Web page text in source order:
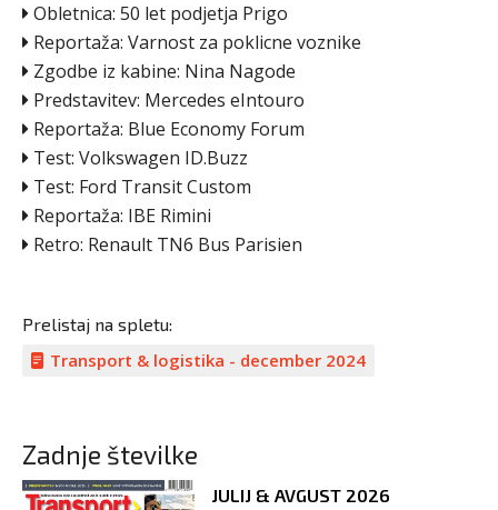
Obletnica: 50 let podjetja Prigo
Reportaža: Varnost za poklicne voznike
Zgodbe iz kabine: Nina Nagode
Predstavitev: Mercedes eIntouro
Reportaža: Blue Economy Forum
Test: Volkswagen ID.Buzz
Test: Ford Transit Custom
Reportaža: IBE Rimini
Retro: Renault TN6 Bus Parisien
Prelistaj na spletu:
Transport & logistika - december 2024
Zadnje številke
JULIJ & AVGUST 2026